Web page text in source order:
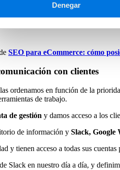
Denegar
SEO para eCommerce: cómo
con clientes
ordenamos en función de la
de trabajo.
de gestión y damos acceso a los
de información y Slack, Google
y tienen acceso a todas sus cuentas
Slack en nuestro día a día, y